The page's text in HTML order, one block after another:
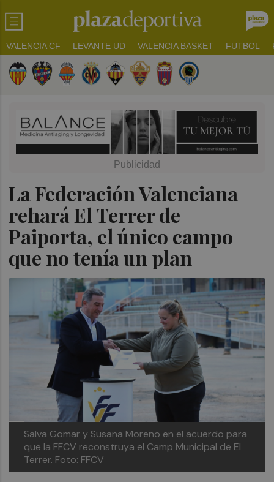
VALENCIA CF LEVANTE UD VALENCIA BASKET FUTBOL
La Federación Valenciana
rehará El Terrer de
Paiporta, el único campo
que no tenía un plan
Salva Gomar y Susana Moreno en el acuerdo para
que la FFCV reconstruya el Camp Municipal de El
Terrer. Foto: FFCV